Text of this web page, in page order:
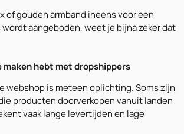
of gouden armband ineens voor een
aangeboden, weet je bijna zeker dat
maken hebt met dropshippers
webshop is meteen oplichting. Soms zijn
producten doorverkopen vanuit landen
vaak lange levertijden en lage